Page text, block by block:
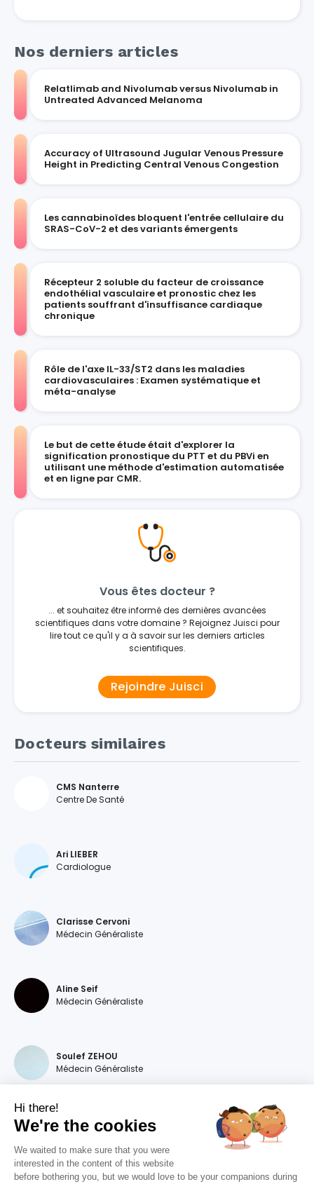
Nos derniers articles
Relatlimab and Nivolumab versus Nivolumab in
Untreated Advanced Melanoma
Accuracy of Ultrasound Jugular Venous Pressure
Height in Predicting Central Venous Congestion
Les cannabinoïdes bloquent l'entrée cellulaire du
SRAS-CoV-2 et des variants émergents
Récepteur 2 soluble du facteur de croissance
endothélial vasculaire et pronostic chez les
patients souffrant d'insuffisance cardiaque
chronique
Rôle de l'axe IL-33/ST2 dans les maladies
cardiovasculaires : Examen systématique et
méta-analyse
Le but de cette étude était d'explorer la
signification pronostique du PTT et du PBVi en
utilisant une méthode d'estimation automatisée
et en ligne par CMR.
Vous êtes docteur ?
... et souhaitez être informé des dernières avancées
scientifiques dans votre domaine ? Rejoignez Juisci pour
lire tout ce qu'il y a à savoir sur les derniers articles
scientifiques.
Rejoindre Juisci
Docteurs similaires
CMS Nanterre
Centre De Santé
Ari LIEBER
Cardiologue
Clarisse Cervoni
Médecin Généraliste
Aline Seif
Médecin Généraliste
Soulef ZEHOU
Médecin Généraliste
Magdalena DEVILLERS
Hi there!
We're the cookies
We waited to make sure that you were
interested in the content of this website
before bothering you, but we would love to be your companions during